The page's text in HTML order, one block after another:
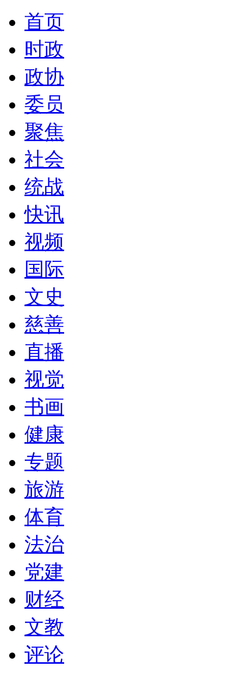
首页
时政
政协
委员
聚焦
社会
统战
快讯
视频
国际
文史
慈善
直播
视觉
书画
健康
专题
旅游
体育
法治
党建
财经
文教
评论